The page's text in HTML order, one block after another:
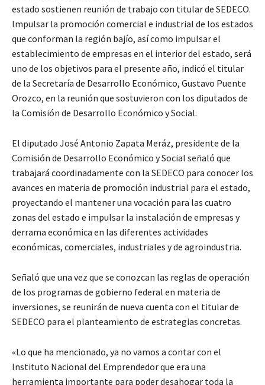
estado sostienen reunión de trabajo con titular de SEDECO.
Impulsar la promoción comercial e industrial de los estados
que conforman la región bajío, así como impulsar el
establecimiento de empresas en el interior del estado, será
uno de los objetivos para el presente año, indicó el titular
de la Secretaría de Desarrollo Económico, Gustavo Puente
Orozco, en la reunión que sostuvieron con los diputados de
la Comisión de Desarrollo Económico y Social.
El diputado José Antonio Zapata Meráz, presidente de la
Comisión de Desarrollo Económico y Social señaló que
trabajará coordinadamente con la SEDECO para conocer los
avances en materia de promoción industrial para el estado,
proyectando el mantener una vocación para las cuatro
zonas del estado e impulsar la instalación de empresas y
derrama económica en las diferentes actividades
económicas, comerciales, industriales y de agroindustria.
Señaló que una vez que se conozcan las reglas de operación
de los programas de gobierno federal en materia de
inversiones, se reunirán de nueva cuenta con el titular de
SEDECO para el planteamiento de estrategias concretas.
«Lo que ha mencionado, ya no vamos a contar con el
Instituto Nacional del Emprendedor que era una
herramienta importante para poder desahogar toda la